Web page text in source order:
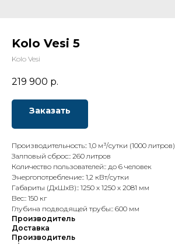
Kolo Vesi 5
Kolo Vesi
219 900 р.
Заказать
Производительность:: 1,0 м³/сутки (1000 литров)
Залповый сброс:: 260 литров
Количество пользователей:: до 6 человек
Энергопотребление:: 1,2 кВт/сутки
Габариты (ДхШхВ):: 1250 х 1250 х 2081 мм
Вес:: 150 кг
Глубина подводящей трубы:: 600 мм
Производитель
Доставка
Производитель